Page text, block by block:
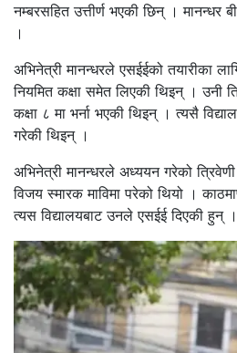
नम्बरसहित उत्तीर्ण भएकी छिन् । मानन्धर
।
अभिनेत्री मानन्धरले एसईईको तयारीका
नियमित कक्षा समेत लिएकी थिइन् । उनी
कक्षा ८ मा भर्ना भएकी थिइन् । त्यसै
गरेकी थिइन् ।
अभिनेत्री मानन्धरले अध्ययन गरेको
विजय स्मारक माविमा परेको थियो ।
त्यस विद्यालयबाट उनले एसईई दिएकी हुन् ।